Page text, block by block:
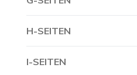
H-SEITEN
I-SEITEN